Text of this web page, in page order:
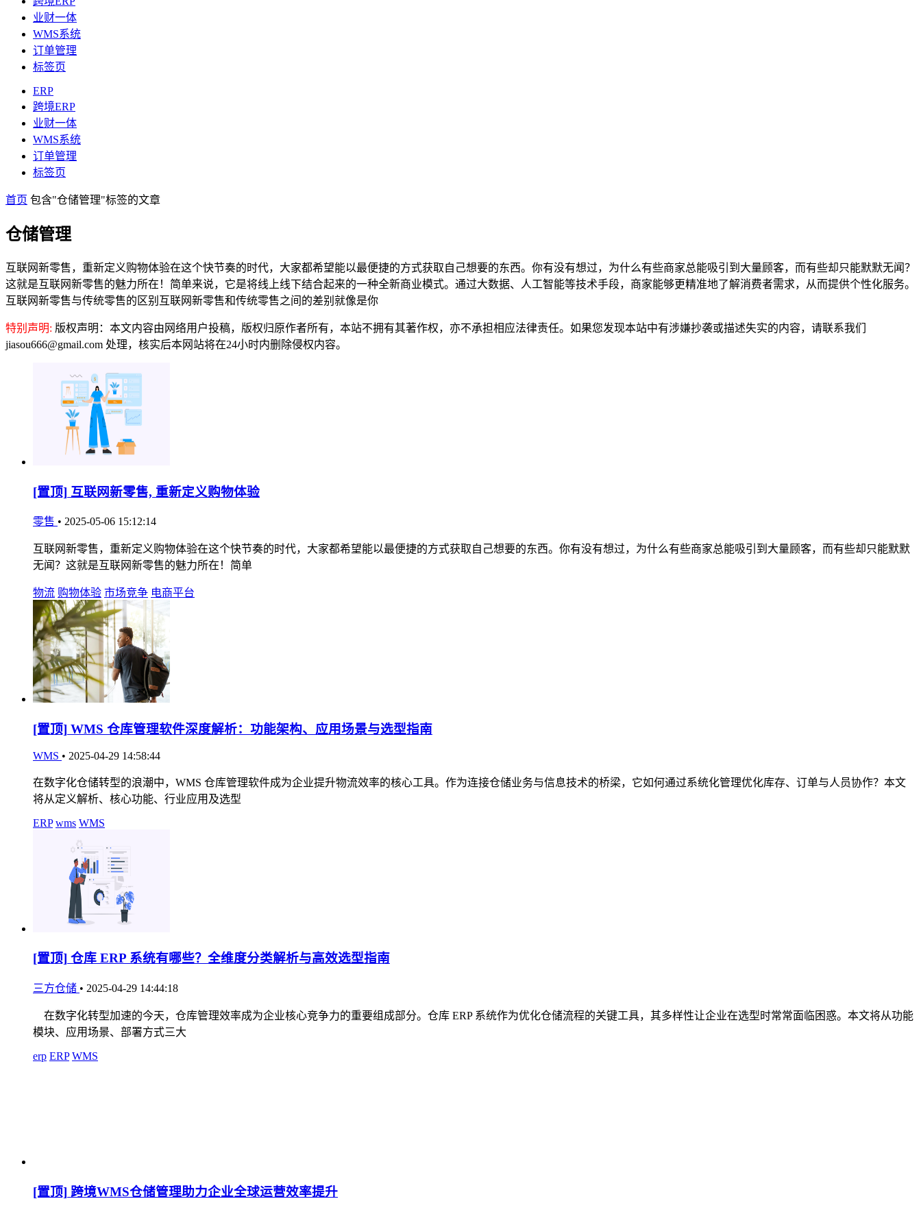
业财一体
WMS系统
订单管理
标签页
ERP
跨境ERP
业财一体
WMS系统
订单管理
标签页
首页 包含"仓储管理"标签的文章
仓储管理
互联网新零售，重新定义购物体验在这个快节奏的时代，大家都希望能以最便捷的方式获取自己想要的东西。你有没有想过，为什么有些商家总能吸引到大量顾客，而有些却只能默默无闻？
这就是互联网新零售的魅力所在！简单来说，它是将线上线下结合起来的一种全新商业模式。通过大数据、人工智能等技术手段，商家能够更精准地了解消费者需求，从而提供个性化服务。
互联网新零售与传统零售的区别互联网新零售和传统零售之间的差别就像是你
特别声明: 版权声明：本文内容由网络用户投稿，版权归原作者所有，本站不拥有其著作权，亦不承担相应法律责任。如果您发现本站中有涉嫌抄袭或描述失实的内容，请联系我们
jiasou666@gmail.com 处理，核实后本网站将在24小时内删除侵权内容。
[置顶] 互联网新零售, 重新定义购物体验
零售 • 2025-05-06 15:12:14
互联网新零售，重新定义购物体验在这个快节奏的时代，大家都希望能以最便捷的方式获取自己想要的东西。你有没有想过，为什么有些商家总能吸引到大量顾客，而有些却只能默默
无闻？这就是互联网新零售的魅力所在！简单
物流 购物体验 市场竞争 电商平台
[置顶] WMS 仓库管理软件深度解析：功能架构、应用场景与选型指南
WMS • 2025-04-29 14:58:44
在数字化仓储转型的浪潮中，WMS 仓库管理软件成为企业提升物流效率的核心工具。作为连接仓储业务与信息技术的桥梁，它如何通过系统化管理优化库存、订单与人员协作？本文
将从定义解析、核心功能、行业应用及选型
ERP wms WMS
[置顶] 仓库 ERP 系统有哪些？全维度分类解析与高效选型指南
三方仓储 • 2025-04-29 14:44:18
在数字化转型加速的今天，仓库管理效率成为企业核心竞争力的重要组成部分。仓库 ERP 系统作为优化仓储流程的关键工具，其多样性让企业在选型时常常面临困惑。本文将从功能
模块、应用场景、部署方式三大
erp ERP WMS
[置顶] 跨境WMS仓储管理助力企业全球运营效率提升